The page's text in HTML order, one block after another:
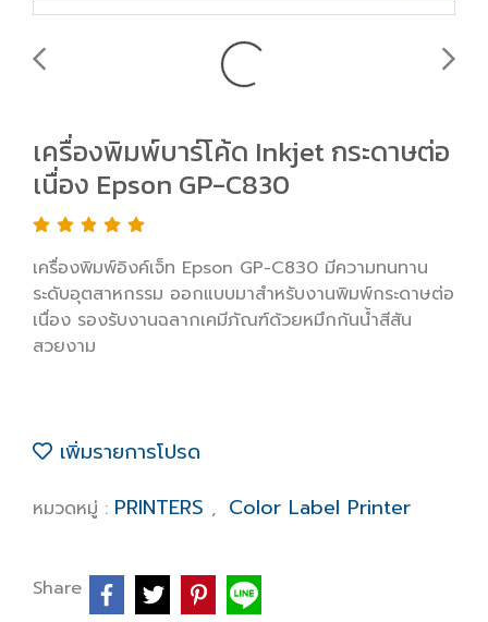
เครื่องพิมพ์บาร์โค้ด Inkjet กระดาษต่อ
เนื่อง Epson GP-C830
เครื่องพิมพ์อิงค์เจ็ท Epson GP-C830 มีความทนทาน
ระดับอุตสาหกรรม ออกแบบมาสำหรับงานพิมพ์กระดาษต่อ
เนื่อง รองรับงานฉลากเคมีภัณฑ์ด้วยหมึกกันน้ำสีสัน
สวยงาม
เพิ่มรายการโปรด
หมวดหมู่ : PRINTERS , Color Label Printer
Share